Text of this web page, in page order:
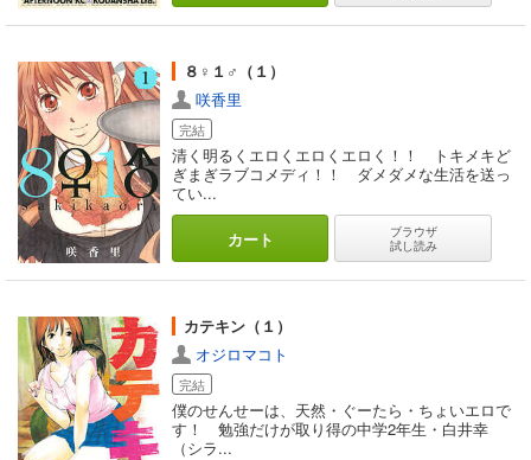
８♀１♂（１）
咲香里
完結
清く明るくエロくエロくエロく！！ トキメキど
ぎまぎラブコメディ！！ ダメダメな生活を送っ
てい...
カート
ブラウザ
試し読み
カテキン（１）
オジロマコト
完結
僕のせんせーは、天然・ぐーたら・ちょいエロで
す！ 勉強だけが取り得の中学2年生・白井幸
（シラ...